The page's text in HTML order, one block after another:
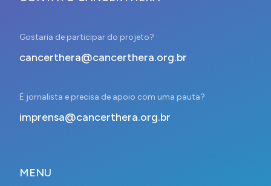
Gostaria de participar do projeto?
cancerthera@cancerthera.org.br
É jornalista e precisa de apoio com uma pauta?
imprensa@cancerthera.org.br
MENU